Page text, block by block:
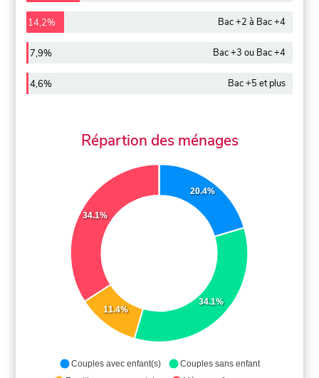
14,2% Bac +2 à Bac +4
7,9% Bac +3 ou Bac +4
4,6% Bac +5 et plus
Répartion des ménages
20.4%
34.1%
11.4%
34.1%
Couples avec enfant(s)
Couples sans enfant